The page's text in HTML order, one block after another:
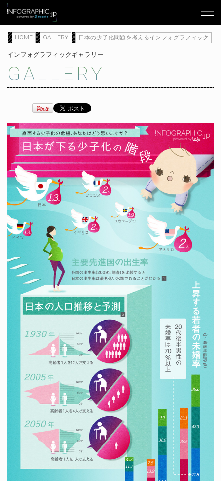
HOME GALLERY 日本の少子化問題を考えるインフォグラフィック
インフォグラフィックギャラリー
GALLERY